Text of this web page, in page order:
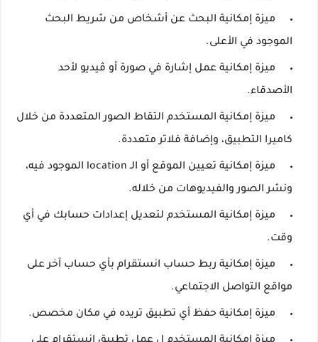
ميزة إمكانية البحث عن أشخاص من شريط البحث
الموجود في الأعلى.
ميزة إمكانية عمل إشارة في صورة أو ڤيديو لأحد
الأصدقاء.
ميزة إمكانية المستخدم التقاط الصور المتعددة من خلال
كاميرا التطبيق، وإضافة فلاتر متعددة.
ميزة إمكانية تعيين الموقع أو الـ location الموجود فيه،
ونشر الصور والفيديوهات من خلاله.
ميزة إمكانية المستخدم لتعديل إعدادات حسابك في أي
وقت.
ميزة إمكانية ربط حساب انستقرام بأي حساب آخر على
مواقع التواصل الاجتماعي.
ميزة إمكانية حفظ أي تطبيق تريده في مكان مخصص.